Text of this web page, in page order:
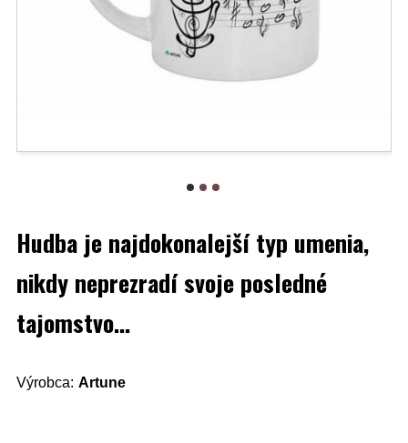
Hudba je najdokonalejší typ umenia,
nikdy neprezradí svoje posledné
tajomstvo...
Výrobca: Artune